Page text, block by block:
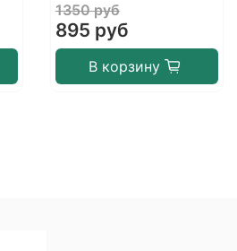
1350 руб
895 руб
В корзину